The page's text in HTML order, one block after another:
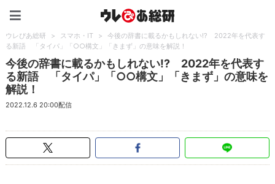
ウレぴあ総研 > スマホ・IT >
今後の辞書に載るかもしれない!? 2022年を代表す
る新語 「タイパ」「○○構文」「きまず」の意味を解説！
今後の辞書に載るかもしれない!? 2022年を代表す
る新語 「タイパ」「○○構文」「きまず」の意味を
解説！
2022.12.6 20:00配信